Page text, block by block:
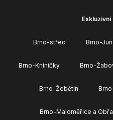
Brno-střed Brno-
Brno-Kníničky Brno-
Brno-Žebětín
Brno-Maloměřice a